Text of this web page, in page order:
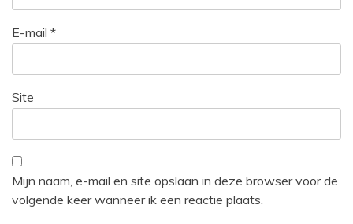
E-mail *
Site
Mijn naam, e-mail en site opslaan in deze browser voor de
volgende keer wanneer ik een reactie plaats.